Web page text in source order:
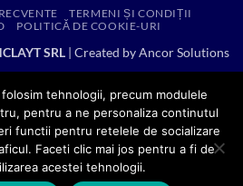
DeliveryTERMENI ȘI CONDIȚII
POLITICĂ DE COOKIE-URI
SRL| Created byAncor Solutions
tehnologii, precum modulele
pentru a ne personaliza continutul
functii pentru retelele de socializare
Faceti clic mai jos pentru a fi de
acestei tehnologii.